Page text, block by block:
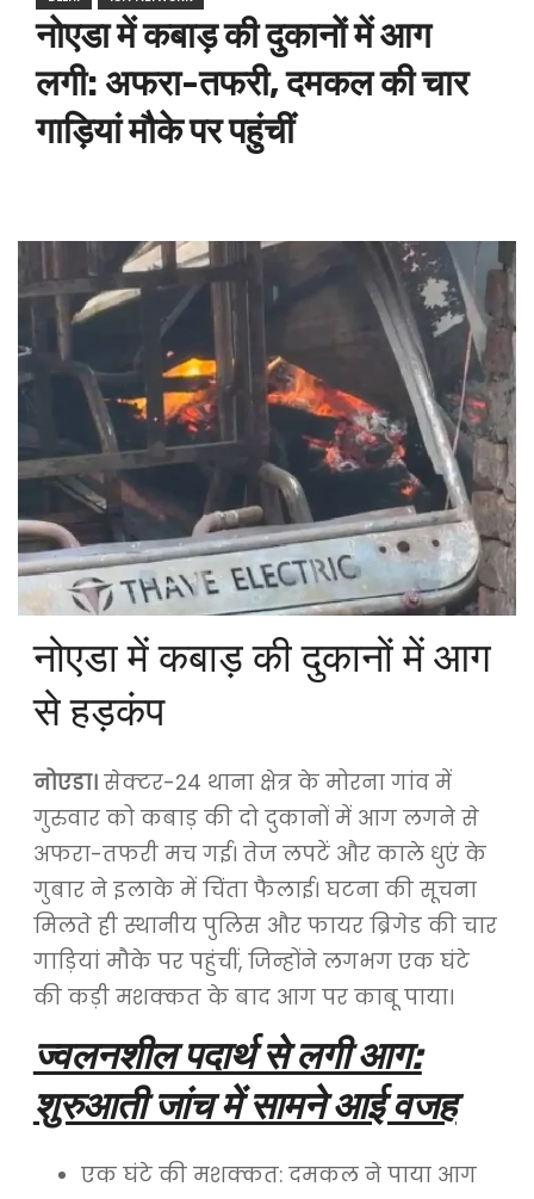
नोएडा में कबाड़ की दुकानों में आग
लगी: अफरा-तफरी, दमकल की चार
गाड़ियां मौके पर पहुंचीं
नोएडा में कबाड़ की दुकानों में आग
से हड़कंप
नोएडा।सेक्टर-24 थाना क्षेत्र के मोरना गांव में
गुरुवार को कबाड़ की दो दुकानों में आग लगने से
अफरा-तफरी मच गई। तेज लपटें और काले धुएं के
गुबार ने इलाके में चिंता फैलाई। घटना की सूचना
मिलते ही स्थानीय पुलिस और फायर ब्रिगेड की चार
गाड़ियां मौके पर पहुंचीं, जिन्होंने लगभग एक घंटे
की कड़ी मशक्कत के बाद आग पर काबू पाया।
ज्वलनशील पदार्थ से लगी आग:
शुरुआती जांच में सामने आई वजह
एक घंटे की मशक्कत: दमकल ने पाया आग